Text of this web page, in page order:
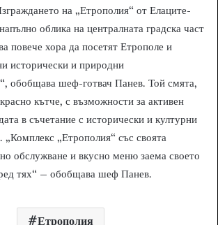
на „Етрополия“ от Елаците-
облика на централната градска част
повече хора да посетят Етрополе и
исторически и природни
обобщава шеф-готвач Панев. Той смята,
кътче, с възможности за активен
в съчетание с исторически и културни
„Комплекс „Етрополия“ със своята
обслужване и вкусно меню заема своето
тях“ – обобщава шеф Панев.
Етрополия